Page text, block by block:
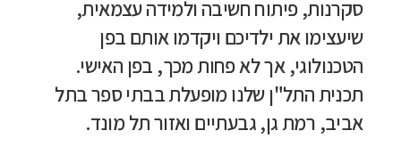
סקרנות, פיתוח חשיבה ולמידה עצמאית,
שיעצימו את ילדיכם ויקדמו אותם בפן
הטכנולוגי, אך לא פחות מכך, בפן האישי.
תכנית התל"ן שלנו מופעלת בבתי ספר בתל
אביב, רמת גן, גבעתיים ואזור תל מונד.